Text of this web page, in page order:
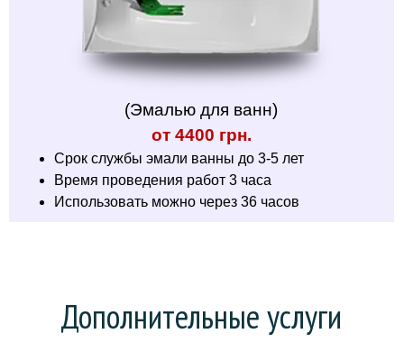
(Эмалью для ванн)
от 4400 грн.
Срок службы эмали ванны до 3-5 лет
Время проведения работ 3 часа
Использовать можно через 36 часов
Дополнительные услуги